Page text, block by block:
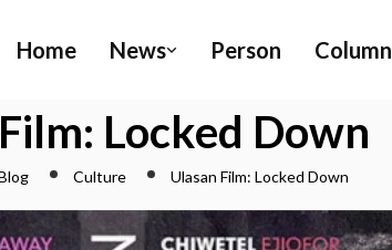
Home News Person Column
Locked Down
Culture Ulasan Film: Locked Down